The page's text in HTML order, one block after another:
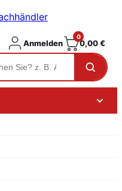
Anmelden
0
0,00€